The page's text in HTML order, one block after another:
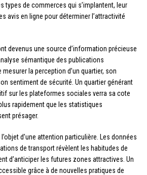
types de commerces qui s’implantent, leur
avis en ligne pour déterminer l’attractivité
devenus une source d’information précieuse
sémantique des publications
la perception d’un quartier, son
sentiment de sécurité. Un quartier générant
sur les plateformes sociales verra sa cote
rapidement que les statistiques
présager.
d’une attention particulière. Les données
de transport révèlent les habitudes de
d’anticiper les futures zones attractives. Un
grâce à de nouvelles pratiques de